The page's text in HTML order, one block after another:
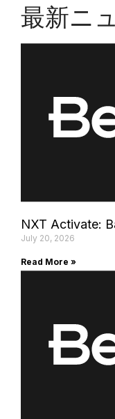
最新ニ
NXT Activate:
July 20, 2026
Read More »